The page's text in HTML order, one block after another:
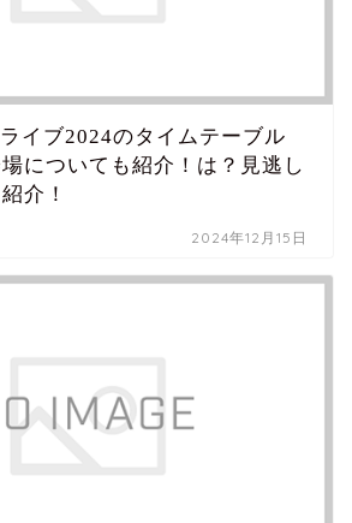
イブ2024のタイムテーブル
についても紹介！は？見逃し
介！
2024年12月15日